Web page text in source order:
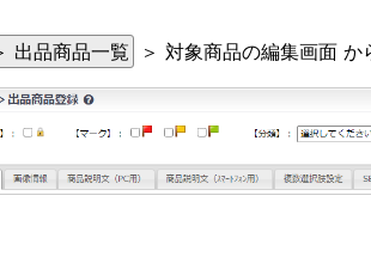
出品商品一覧 ＞ 対象商品の編集画面 か